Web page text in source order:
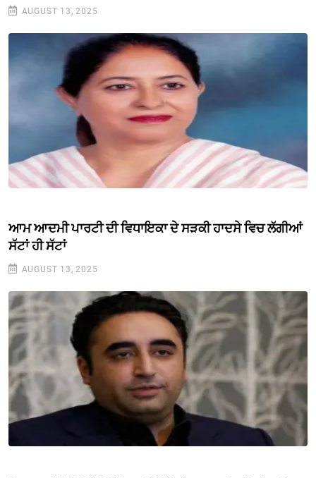
AUGUST 13, 2025
ਆਮ ਆਦਮੀ ਪਾਰਟੀ ਦੀ ਵਿਧਾਇਕਾ ਦੇ ਸੜਕੀ ਹਾਦਸੇ ਵਿਚ ਲੱਗੀਆਂ
ਸੱਟਾਂ ਹੀ ਸੱਟਾਂ
AUGUST 13, 2025